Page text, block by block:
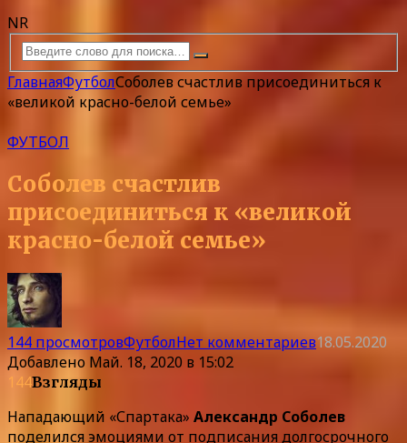
NR
ГлавнаяФутболСоболев счастлив присоединиться к
«великой красно-белой семье»
ФУТБОЛ
Соболев счастлив
присоединиться к «великой
красно-белой семье»
144 просмотровФутболНет комментариев18.05.2020
Добавлено Май. 18, 2020 в 15:02
144Взгляды
Нападающий «Спартака» Александр Соболев
поделился эмоциями от подписания долгосрочного